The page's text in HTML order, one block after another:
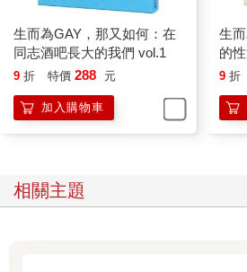
生而為GAY，那又如何：在
同志酒吧長大的我們 vol.1
9 折 特價 288 元
加入購物車
生
的
9 折
相關主題